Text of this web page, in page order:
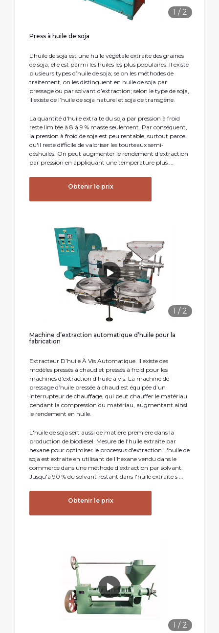
1 / 2
Press à huile de soja
L’huile de soja est une huile végétale extraite des graines
de soja, elle est parmi les huiles les plus populaires. Il existe
plusieurs types d’huile de soja; selon les méthodes de
traitement, on les distinguent en huile de soja par
pressage ou par solvant d’extraction; selon le type de soja,
il existe de l’huile de soja naturel et soja de transgène.
La quantité d'huile extraite du soja par pression à froid
reste limitée à 8 à 9 % masse seulement. Par conséquent,
la pression à froid de soja est peu rentable, surtout parce
qu'il reste difficile de valoriser les tourteaux semi-
déshuilés. On peut augmenter le rendement d'extraction
par pression en appliquant une température plus ...
Obtenir le prix
1 / 2
Machine d’extraction automatique d’huile pour la
fabrication
Extracteur D’huile À Vis Automatique. Il existe des
modèles pressés à chaud et pressés à froid pour les
machines d’extraction d’huile à vis. La machine de
pressage d’huile pressée à chaud est équipée d’un
interrupteur de chauffage, qui peut chauffer le matériau
pendant la compression du matériau, augmentant ainsi
le rendement en huile.
L'huile de soja sert aussi de matière première dans la
production de biodiesel. Mesure de l'huile extraite par
hexane pour optimiser le processus d'extraction L'huile de
soja est extraite en utilisant de l'hexane vendu dans le
commerce dans une méthode d'extraction par solvant.
Jusqu'à 90 % du solvant restant dans l'huile extraite s ...
Obtenir le prix
1 / 2